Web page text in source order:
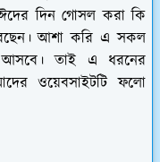
দিন গোসল করা কি
আশা করি এ সকল
তাই এ ধরনের
ওয়েবসাইটটি ফলো